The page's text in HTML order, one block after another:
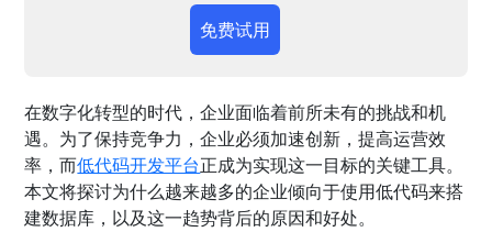
免费试用
在数字化转型的时代，企业面临着前所未有的挑战和机
遇。为了保持竞争力，企业必须加速创新，提高运营效
率，而低代码开发平台正成为实现这一目标的关键工具。
本文将探讨为什么越来越多的企业倾向于使用低代码来搭
建数据库，以及这一趋势背后的原因和好处。